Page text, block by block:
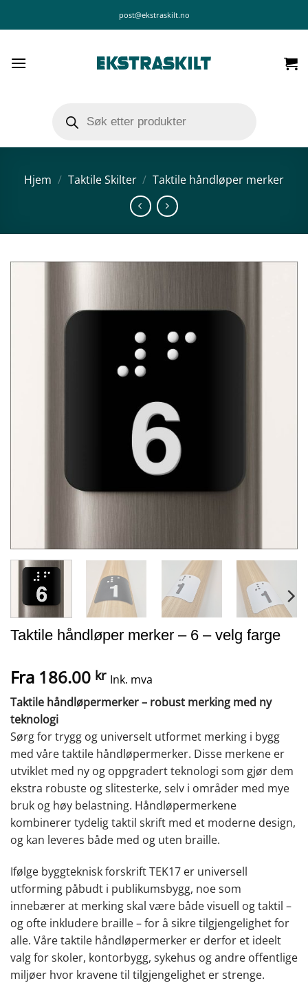
post@ekstraskilt.no
search
Hjem / Taktile Skilter / Taktile håndløper merker
Taktile håndløper merker – 6 – velg farge
Fra 186.00 kr Ink. mva
Taktile håndløpermerker – robust merking med ny
teknologi
Sørg for trygg og universelt utformet merking i bygg
med våre taktile håndløpermerker. Disse merkene er
utviklet med ny og oppgradert teknologi som gjør dem
ekstra robuste og slitesterke, selv i områder med mye
bruk og høy belastning. Håndløpermerkene
kombinerer tydelig taktil skrift med et moderne design,
og kan leveres både med og uten braille.
Ifølge byggteknisk forskrift TEK17 er universell
utforming påbudt i publikumsbygg, noe som
innebærer at merking skal være både visuell og taktil –
og ofte inkludere braille – for å sikre tilgjengelighet for
alle. Våre taktile håndløpermerker er derfor et ideelt
valg for skoler, kontorbygg, sykehus og andre offentlige
miljøer hvor kravene til tilgjengelighet er strenge.